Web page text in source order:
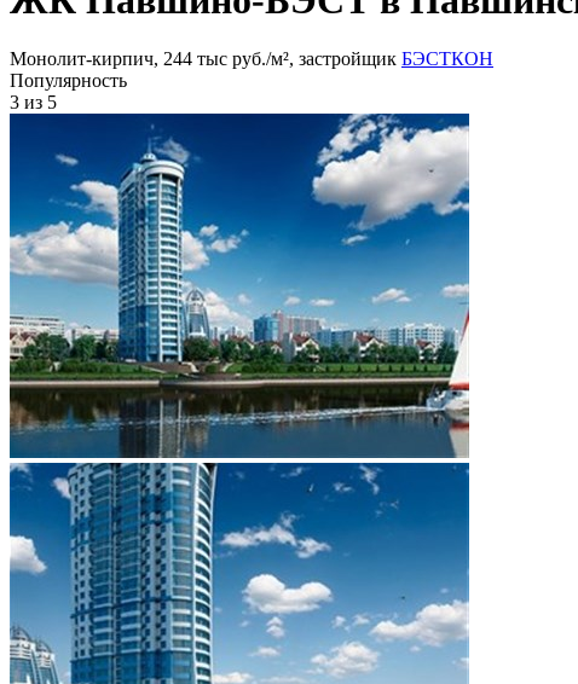
Монолит-кирпич, 244 тыс руб./м², застройщик БЭСТКОН
Популярность
3 из 5